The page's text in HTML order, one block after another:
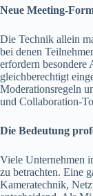
Neue Meeting-
Die Technik allein
bei denen
erfordern besondere
gleichberechtigt
Moderationsregeln
und Collaboration-
Die Bedeutung
Viele Unternehmen
zu betrachten. Eine
Kameratechnik,